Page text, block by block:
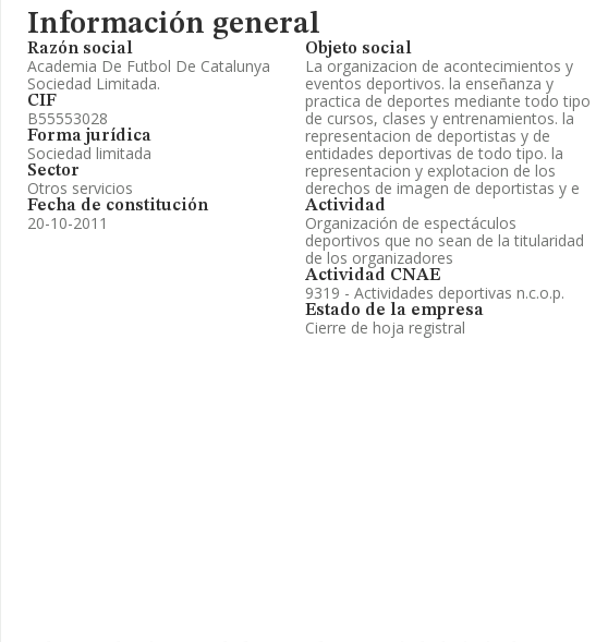
Información general
Razón social
Academia De Futbol De Catalunya
Sociedad Limitada.
CIF
B55553028
Forma jurídica
Sociedad limitada
Sector
Otros servicios
Fecha de constitución
20-10-2011
Objeto social
La organizacion de acontecimientos y
eventos deportivos. la enseñanza y
practica de deportes mediante todo tipo
de cursos, clases y entrenamientos. la
representacion de deportistas y de
entidades deportivas de todo tipo. la
representacion y explotacion de los
derechos de imagen de deportistas y e
Actividad
Organización de espectáculos
deportivos que no sean de la titularidad
de los organizadores
Actividad CNAE
9319 - Actividades deportivas n.c.o.p.
Estado de la empresa
Cierre de hoja registral